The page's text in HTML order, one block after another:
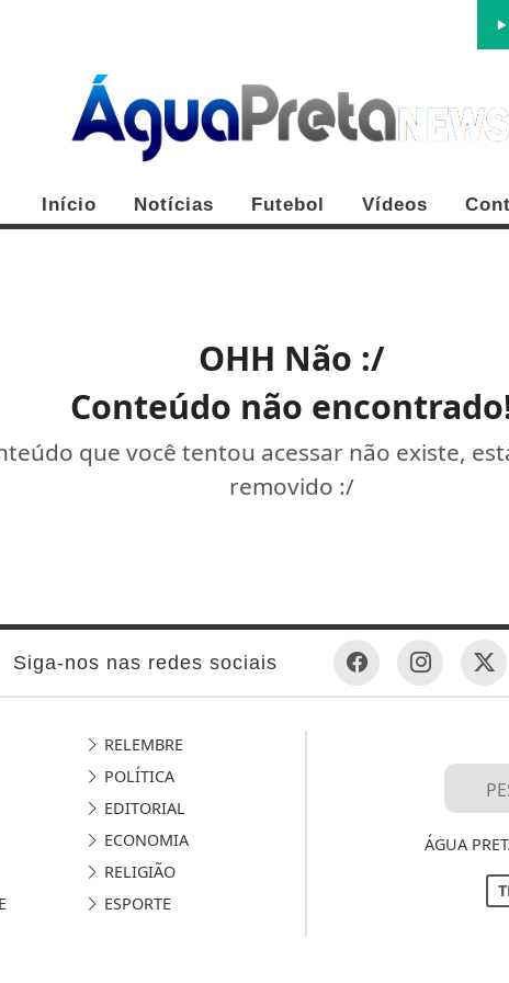
Início Notícias Futebol Vídeos
OHH Não :/
Conteúdo não
que você tentou acessar não existe,
removido :/
Siga-nos nas redes sociais
RELEMBRE
POLÍTICA
EDITORIAL
ECONOMIA
RELIGIÃO
ESPORTE
ÁGUA